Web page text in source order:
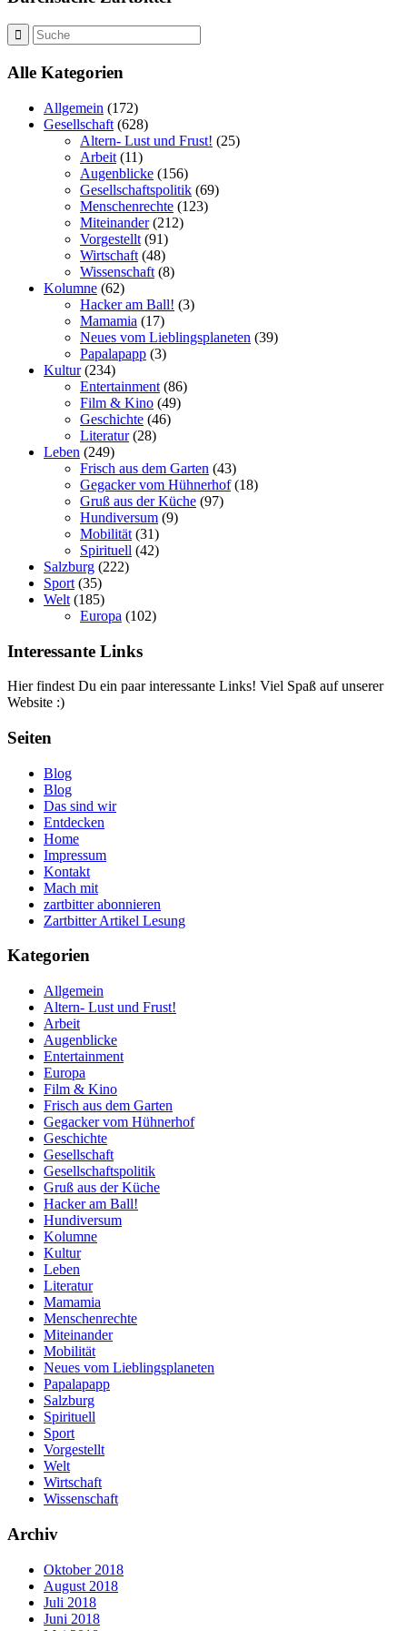
Alle Kategorien
Allgemein (172)
Gesellschaft (628)
Altern- Lust und Frust! (25)
Arbeit (11)
Augenblicke (156)
Gesellschaftspolitik (69)
Menschenrechte (123)
Miteinander(212)
Vorgestellt (91)
Wirtschaft (48)
Wissenschaft (8)
Kolumne (62)
Hacker am Ball! (3)
Mamamia (17)
Neues vom Lieblingsplaneten (39)
Papalapapp (3)
Kultur(234)
Entertainment (86)
Film & Kino (49)
Geschichte (46)
Literatur(28)
Leben (249)
Frisch aus dem Garten (43)
Gegacker vom Hühnerhof(18)
Gruß aus der Küche (97)
Hundiversum (9)
Mobilität (31)
Spirituell (42)
Salzburg (222)
Sport (35)
Welt (185)
Europa (102)
Interessante Links
Hier findest Du ein paar interessante Links! Viel Spaß auf unserer
Website :)
Seiten
Blog
Blog
Das sind wir
Entdecken
Home
Impressum
Kontakt
Mach mit
zartbitter abonnieren
Zartbitter Artikel Lesung
Kategorien
Allgemein
Altern- Lust und Frust!
Arbeit
Augenblicke
Entertainment
Europa
Film & Kino
Frisch aus dem Garten
Gegacker vom Hühnerhof
Geschichte
Gesellschaft
Gesellschaftspolitik
Gruß aus der Küche
Hacker am Ball!
Hundiversum
Kolumne
Kultur
Leben
Literatur
Mamamia
Menschenrechte
Miteinander
Mobilität
Neues vom Lieblingsplaneten
Papalapapp
Salzburg
Spirituell
Sport
Vorgestellt
Welt
Wirtschaft
Wissenschaft
Archiv
Oktober 2018
August 2018
Juli 2018
Juni 2018